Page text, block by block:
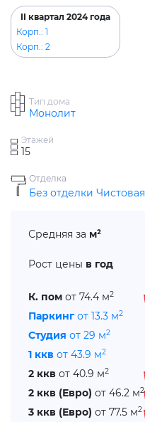
II квартал 2024 года
Корп.: 1
Корп.: 2
Тип дома
Монолит
Этажей
15
Отделка
Без отделки Чистовая
Средняя за м²
Рост цены в год
К. пом от 74.4 м2
Паркинг от 13.3 м2
Студия от 29 м2
1 ккв от 43.9 м2
2 ккв от 40.9 м2
2 ккв (Евро) от 46.2 м2
3 ккв (Евро) от 77.5 м2